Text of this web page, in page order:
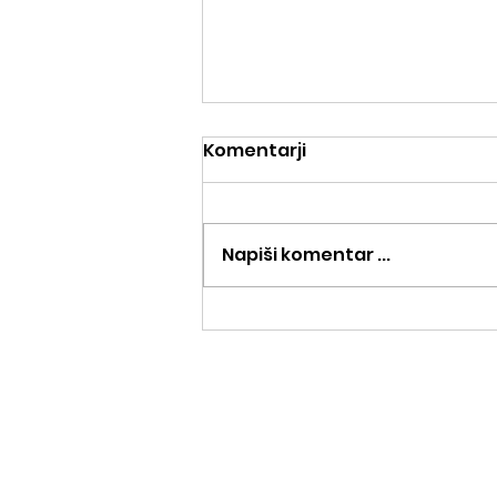
Komentarji
Napiši komentar ...